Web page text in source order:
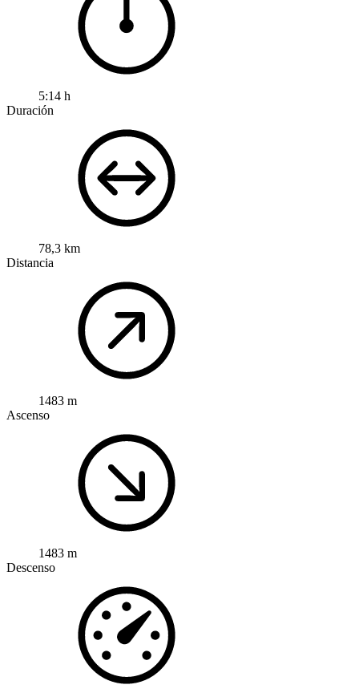
5:14 h
Duración
78,3 km
Distancia
1483 m
Ascenso
1483 m
Descenso